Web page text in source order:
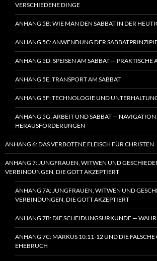
VERSCHIEDENE DINGE
ANHANG 5B: WIE MAN DEN SABBAT IN DER
ANHANG 5C: ANWENDUNG DER
ANHANG 5D: SPEISEN AM SABBAT — PRAKTISCHE
ANHANG 5E: TRANSPORT AM SABBAT
ANHANG 5F: TECHNOLOGIE UND
ANHANG 5G: ARBEIT UND SABBAT — NAVIGATION
HERAUSFORDERUNGEN
ANHANG 6: DAS VERBOTENE FLEISCH FÜR CHRISTEN
ANHANG 7: JUNGFRAUEN, WITWEN UND
VERBINDUNGEN, DIE GOTT AKZEPTIERT
ANHANG 7A: JUNGFRAUEN, WITWEN UND
VERBINDUNGEN, DIE GOTT AKZEPTIERT
ANHANG 7B: DIE SCHEIDUNGSURKUNDE —
ANHANG 7C: MARKUS 10:11-12 UND DIE
EHEBRUCH